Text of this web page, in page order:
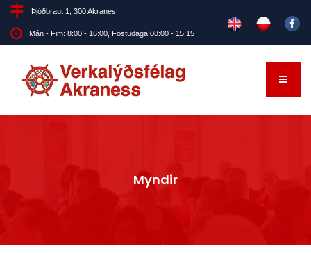
Þjóðbraut 1, 300 Akranes
Mán - Fim: 8:00 - 16:00, Föstudaga 08:00 - 15:15
Myndir